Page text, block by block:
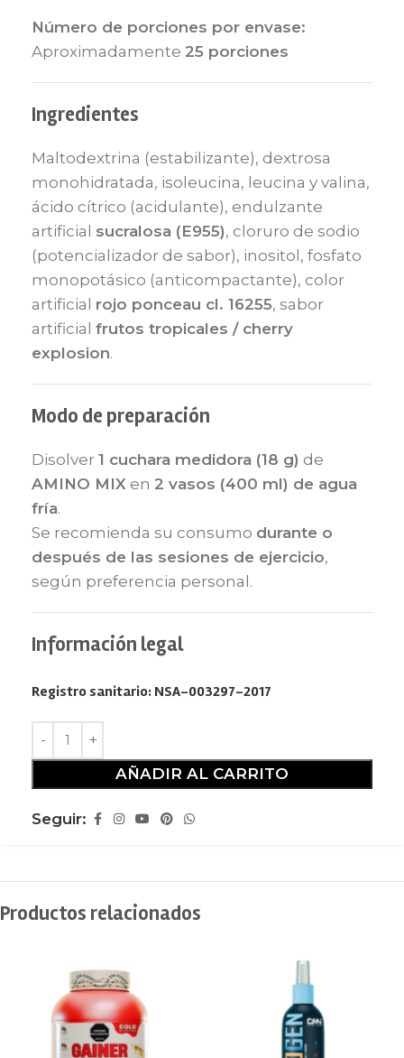
Número de porciones por envase:
Aproximadamente 25 porciones
Ingredientes
Maltodextrina (estabilizante), dextrosa
monohidratada, isoleucina, leucina y valina,
ácido cítrico (acidulante), endulzante
artificial sucralosa (E955), cloruro de sodio
(potencializador de sabor), inositol, fosfato
monopotásico (anticompactante), color
artificial rojo ponceau cl. 16255, sabor
artificial frutos tropicales / cherry
explosion.
Modo de preparación
Disolver 1 cuchara medidora (18 g) de
AMINO MIX en 2 vasos (400 ml) de agua
fría.
Se recomienda su consumo durante o
después de las sesiones de ejercicio,
según preferencia personal.
Información legal
Registro sanitario: NSA-003297-2017
AÑADIR AL CARRITO
Seguir:
Productos relacionados